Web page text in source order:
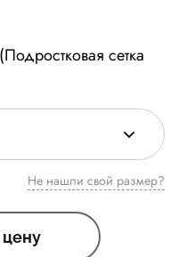
сетка
Не нашли свой размер?